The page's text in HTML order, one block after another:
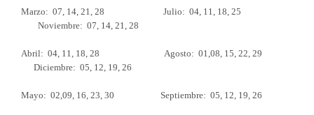
Marzo: 07, 14, 21, 28 Julio: 04, 11, 18, 25
Noviembre: 07, 14, 21, 28
Abril: 04, 11, 18, 28 Agosto: 01,08, 15, 22, 29
Diciembre: 05, 12, 19, 26
Mayo: 02,09, 16, 23, 30 Septiembre: 05, 12, 19, 26